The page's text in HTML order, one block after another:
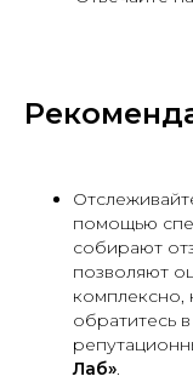
помощью
собирают
позволяют
комплексно,
обратитесь
Лаб».